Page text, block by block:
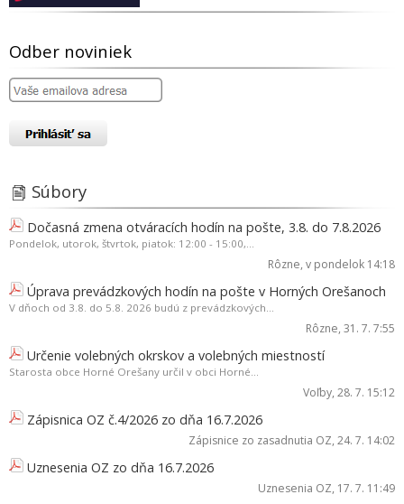
Odber noviniek
Súbory
Dočasná zmena otváracích hodín na pošte, 3.8. do 7.8.2026
Pondelok, utorok, štvrtok, piatok: 12:00 - 15:00,...
Rôzne, v pondelok 14:18
Úprava prevádzkových hodín na pošte v Horných Orešanoch
V dňoch od 3.8. do 5.8. 2026 budú z prevádzkových...
Rôzne, 31. 7. 7:55
Určenie volebných okrskov a volebných miestností
Starosta obce Horné Orešany určil v obci Horné...
Voľby, 28. 7. 15:12
Zápisnica OZ č.4/2026 zo dňa 16.7.2026
Zápisnice zo zasadnutia OZ, 24. 7. 14:02
Uznesenia OZ zo dňa 16.7.2026
Uznesenia OZ, 17. 7. 11:49